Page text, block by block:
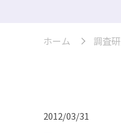
ホーム 調査
2012/03/31